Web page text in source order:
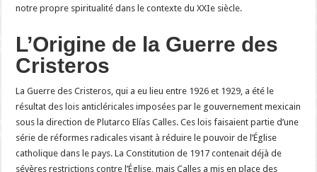
notre propre spiritualité dans le contexte du XXIe siècle.
L’Origine de la Guerre des
Cristeros
La Guerre des Cristeros, qui a eu lieu entre 1926 et 1929, a été le
résultat des lois anticléricales imposées par le gouvernement mexicain
sous la direction de Plutarco Elías Calles. Ces lois faisaient partie d’une
série de réformes radicales visant à réduire le pouvoir de l’Église
catholique dans le pays. La Constitution de 1917 contenait déjà de
sévères restrictions contre l’Église, mais Calles a mis en place des